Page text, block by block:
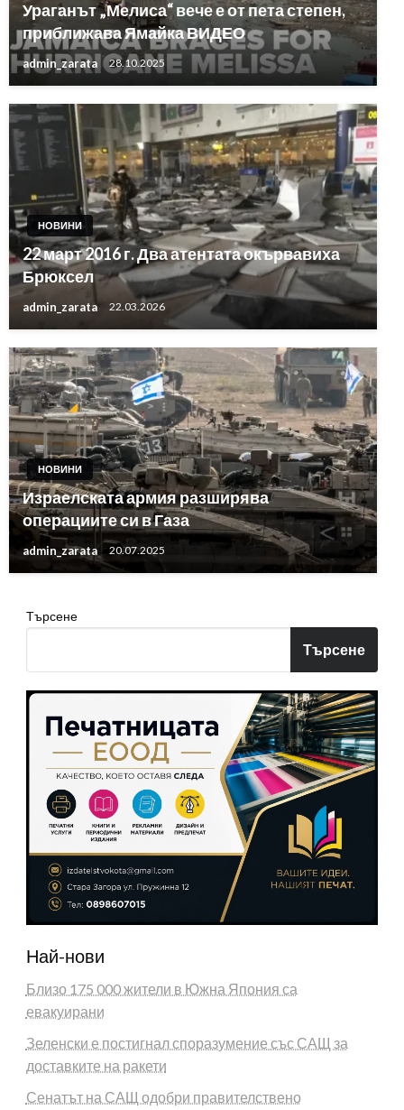
Ураганът „Мелиса“ вече е от пета степен,
приближава Ямайка ВИДЕО
admin_zarata 28.10.2025
НОВИНИ
22 март 2016 г. Два атентата окървавиха
Брюксел
admin_zarata 22.03.2026
НОВИНИ
Израелската армия разширява
операциите си в Газа
admin_zarata 20.07.2025
Търсене
Търсене
Най-нови
Близо 175 000 жители в Южна Япония са
евакуирани
Зеленски е постигнал споразумение със САЩ за
доставките на ракети
Сенатът на САЩ одобри правителствено